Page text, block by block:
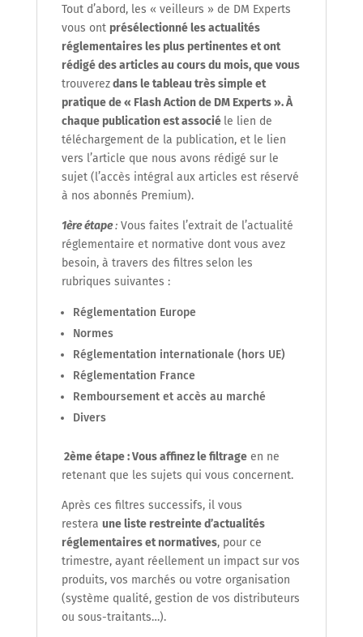
Tout d’abord, les « veilleurs » de DM Experts
vous ont présélectionné les actualités
réglementaires les plus pertinentes et ont
rédigé des articles au cours du mois,que vous
trouverezdansle tableau très simple et
pratique de « Flash Action de DM Experts ». À
chaque publication est associé le lien de
téléchargement de la publication, et le lien
vers l’article que nous avons rédigé sur le
sujet (l’accès intégral aux articles est réservé
à nos abonnés Premium).
1èreétape: Vous faites l’extrait de l’actualité
réglementaire et normative dont vous avez
besoin, à travers des filtres selon les
rubriques suivantes :
Réglementation Europe
Normes
Réglementation internationale (hors UE)
Réglementation France
Remboursement et accès au marché
Divers
2èmeétape : Vous affinez le filtrageen ne
retenant que les sujets qui vous concernent.
Après ces filtres successifs, il vous
restera une liste restreinte d’actualités
réglementaires et normatives, pour ce
trimestre, ayant réellement un impact sur vos
produits, vos marchés ou votre organisation
(système qualité, gestion de vos distributeurs
ou sous-traitants…).